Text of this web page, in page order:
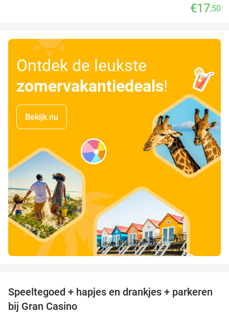
€17,50
Ontdek de leukste
zomervakantiedeals!
Bekijk nu
50%
Speeltegoed + hapjes en drankjes + parkeren
bij Gran Casino